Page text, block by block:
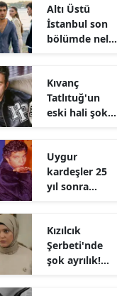
Tahtalı Barajı
doldu mu?
Altı Üstü
İstanbul son
bölümde neler
yayınladı mı?
Kıvanç
Tatlıtuğ'un
eski hali şoke
çıkan fotoğraf
ilk kez ortaya
çıktı
Uygur
kardeşler 25
yıl sonra
Uygur
kardeşlerin
yeni projesi ne
Kızılcık
Şerbeti'nde
şok ayrılık!